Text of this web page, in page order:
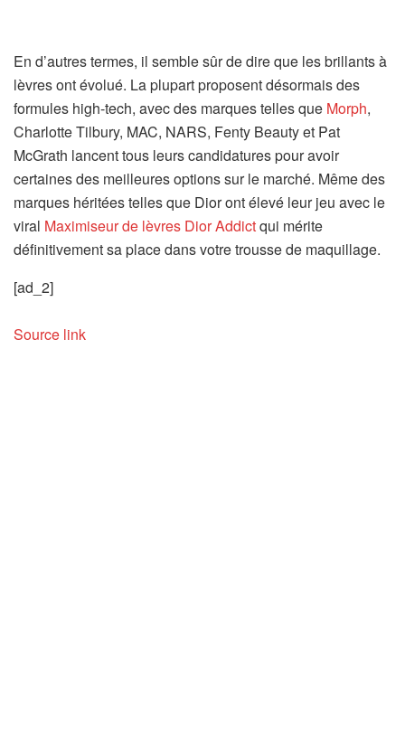
En d’autres termes, il semble sûr de dire que les brillants à
lèvres ont évolué. La plupart proposent désormais des
formules high-tech, avec des marques telles que Morph,
Charlotte Tilbury, MAC, NARS, Fenty Beauty et Pat
McGrath lancent tous leurs candidatures pour avoir
certaines des meilleures options sur le marché. Même des
marques héritées telles que Dior ont élevé leur jeu avec le
viral Maximiseur de lèvres Dior Addictqui mérite
définitivement sa place dans votre trousse de maquillage.
[ad_2]
Source link